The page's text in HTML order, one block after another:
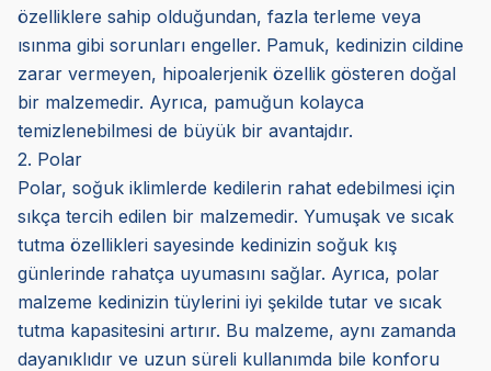
özelliklere sahip olduğundan, fazla terleme veya
ısınma gibi sorunları engeller. Pamuk, kedinizin cildine
zarar vermeyen, hipoalerjenik özellik gösteren doğal
bir malzemedir. Ayrıca, pamuğun kolayca
temizlenebilmesi de büyük bir avantajdır.
2. Polar
Polar, soğuk iklimlerde kedilerin rahat edebilmesi için
sıkça tercih edilen bir malzemedir. Yumuşak ve sıcak
tutma özellikleri sayesinde kedinizin soğuk kış
günlerinde rahatça uyumasını sağlar. Ayrıca, polar
malzeme kedinizin tüylerini iyi şekilde tutar ve sıcak
tutma kapasitesini artırır. Bu malzeme, aynı zamanda
dayanıklıdır ve uzun süreli kullanımda bile konforu